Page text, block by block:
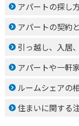
アパートの探し
アパートの契約
引っ越し、入居
アパートや一軒
ルームシェアの
住まいに関する